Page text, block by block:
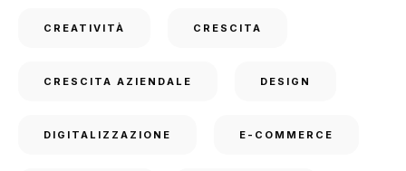
CREATIVITÀ CRESCITA
CRESCITA AZIENDALE DESIGN
DIGITALIZZAZIONE E-COMMERCE